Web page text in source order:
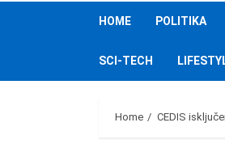
HOME POLITIKA
SCI-TECH
Home CEDIS